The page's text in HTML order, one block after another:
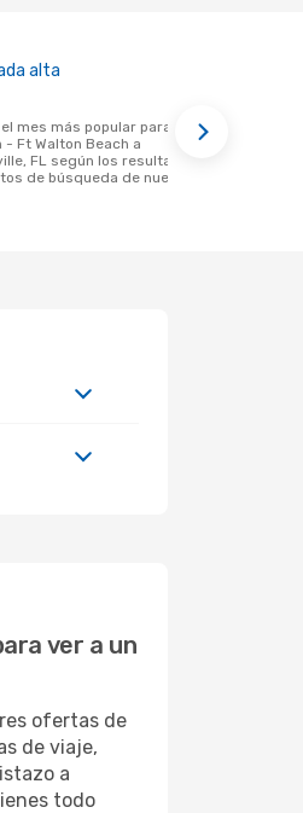
alta
- Ft Walton Beach a
FL según los resultados
de búsqueda de nuestros
ver a un
ofertas de
de viaje,
a
todo